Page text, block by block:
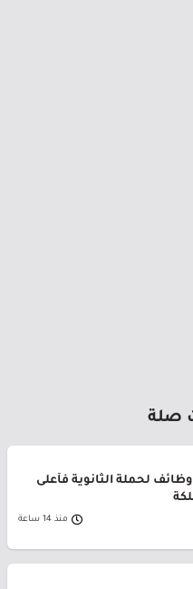
صلة
لحملة الثانوية فأعلى
منذ 14 ساعة